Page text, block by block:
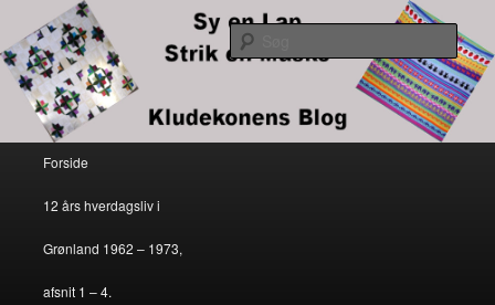
Sy en lap – strik en maske
Kludekonens blog
Søg
Fortsæt til primært indhold
Fortsæt til sekundært indhold
Forside
12 års hverdagsliv i
Grønland 1962 – 1973,
afsnit 1 – 4.